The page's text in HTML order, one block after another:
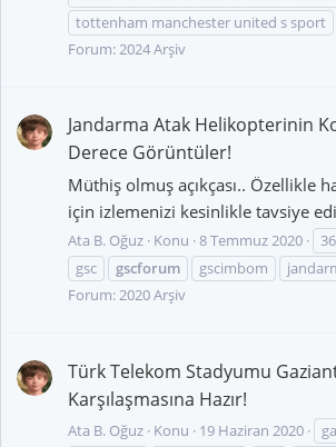
tottenham manchester united s sport
Forum:2024 Arşiv
Jandarma Atak Helikopterinin
Derece Görüntüler!
Müthiş olmuş açıkçası.. Özellikle
için izlemenizi kesinlikle tavsiye
Ata B. Oğuz Konu 8 Temmuz 2020
gsc
gscforum gscimbom
Forum:2020 Arşiv
Türk Telekom Stadyumu
Karşılaşmasına Hazır!
Ata B. Oğuz Konu 19 Haziran 2020